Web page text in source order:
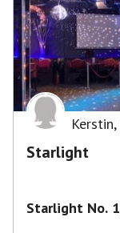
Kerstin,
Starlight
Starlight No. 1